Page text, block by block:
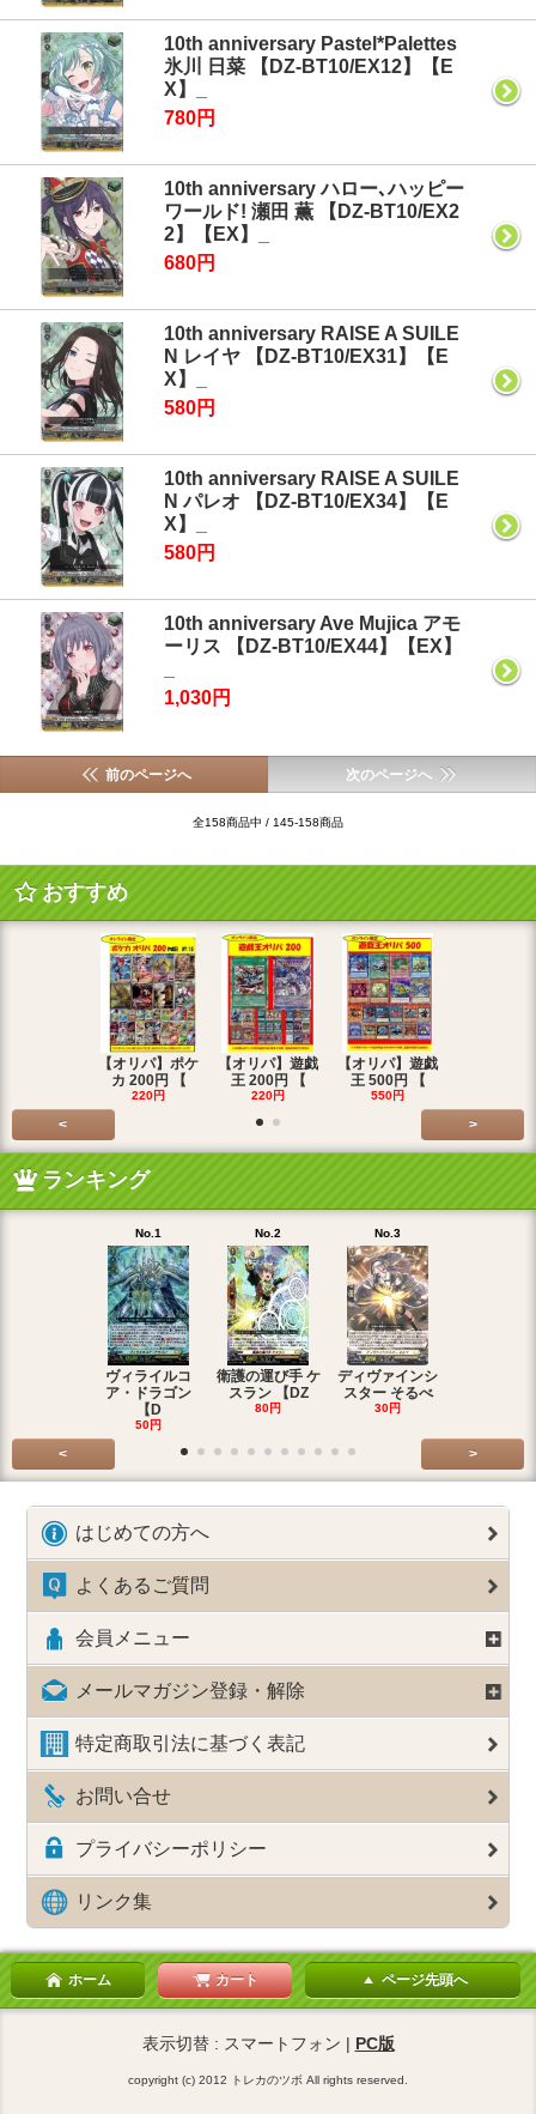
10th anniversary Pastel*Palettes
氷川 日菜 【DZ-BT10/EX12】【E
X】_
780円
10th anniversary ハロー､ハッピー
ワールド! 瀬田 薫 【DZ-BT10/EX2
2】【EX】_
680円
10th anniversary RAISE A SUILE
N レイヤ 【DZ-BT10/EX31】【E
X】_
580円
10th anniversary RAISE A SUILE
N パレオ 【DZ-BT10/EX34】【E
X】_
580円
10th anniversary Ave Mujica アモ
ーリス 【DZ-BT10/EX44】【EX】
1,030円
前のページへ 次のページへ
全158商品中 / 145-158商品
おすすめ
【オリパ】ポケ
カ 200円 【
220円
【オリパ】遊戯
王 200円 【
220円
【オリパ】遊戯
王 500円 【
550円
< >
ランキング
No.1
ヴィライルコ
ア・ドラゴン
【D
50円
No.2
衛護の運び手 ケ
スラン 【DZ
80円
No.3
ディヴァインシ
スター そるべ
30円
< >
はじめての方へ
よくあるご質問
会員メニュー
メールマガジン登録・解除
特定商取引法に基づく表記
お問い合せ
プライバシーポリシー
リンク集
ホーム カート ページ先頭へ
表示切替 : スマートフォン | PC版
copyright (c) 2012 トレカのツボ All rights reserved.